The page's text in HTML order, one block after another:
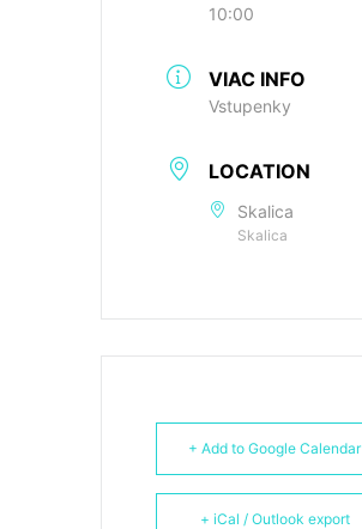
10:00
VIAC INFO
Vstupenky
LOCATION
Skalica
Skalica
+ Add to Google Calendar
+ iCal / Outlook export